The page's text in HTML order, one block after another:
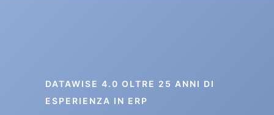
DATAWISE 4.0 OLTRE 25 ANNI DI
ESPERIENZA IN ERP